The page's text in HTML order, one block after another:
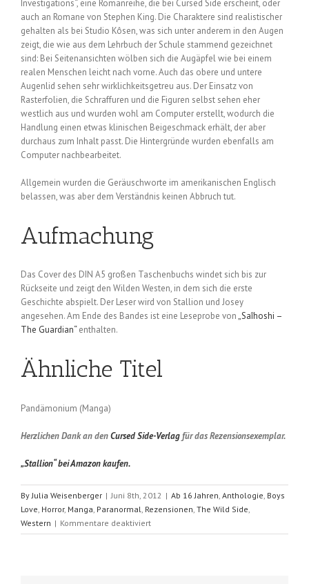
Investigations“, eine Romanreihe, die bei Cursed Side erscheint, oder
auch an Romane von Stephen King. Die Charaktere sind realistischer
gehalten als bei Studio Kôsen, was sich unter anderem in den Augen
zeigt, die wie aus dem Lehrbuch der Schule stammend gezeichnet
sind: Bei Seitenansichten wölben sich die Augäpfel wie bei einem
realen Menschen leicht nach vorne. Auch das obere und untere
Augenlid sehen sehr wirklichkeitsgetreu aus. Der Einsatz von
Rasterfolien, die Schraffuren und die Figuren selbst sehen eher
westlich aus und wurden wohl am Computer erstellt, wodurch die
Handlung einen etwas klinischen Beigeschmack erhält, der aber
durchaus zum Inhalt passt. Die Hintergründe wurden ebenfalls am
Computer nachbearbeitet.
Allgemein wurden die Geräuschworte im amerikanischen Englisch
belassen, was aber dem Verständnis keinen Abbruch tut.
Aufmachung
Das Cover des DIN A5 großen Taschenbuchs windet sich bis zur
Rückseite und zeigt den Wilden Westen, in dem sich die erste
Geschichte abspielt. Der Leser wird von Stallion und Josey
angesehen. Am Ende des Bandes ist eine Leseprobe von„Saîhoshi –
The Guardian“enthalten.
Ähnliche Titel
Pandämonium (Manga)
Herzlichen Dank an denCursed Side-Verlagfür das Rezensionsexemplar.
„Stallion“ bei Amazon kaufen.
By Julia Weisenberger | Juni 8th, 2012 | Ab 16 Jahren Anthologie Boys
Love Horror, Manga Paranormal Rezensionen The Wild Side
Western | Kommentare deaktiviertfür
Stallion